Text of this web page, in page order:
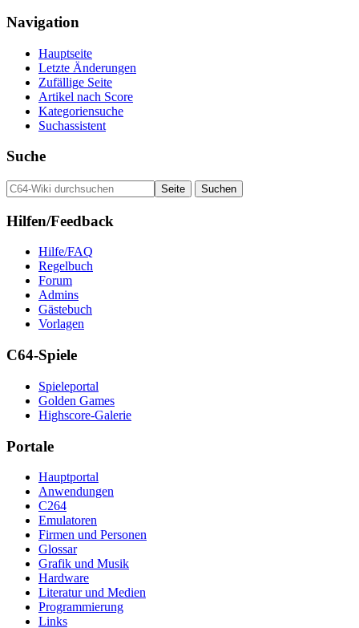
Navigation
Hauptseite
Letzte Änderungen
Zufällige Seite
Artikel nach Score
Kategoriensuche
Suchassistent
Suche
Hilfen/Feedback
Hilfe/FAQ
Regelbuch
Forum
Admins
Gästebuch
Vorlagen
C64-Spiele
Spieleportal
Golden Games
Highscore-Galerie
Portale
Hauptportal
Anwendungen
C264
Emulatoren
Firmen und Personen
Glossar
Grafik und Musik
Hardware
Literatur und Medien
Programmierung
Links